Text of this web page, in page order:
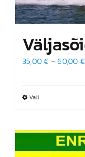
35,00€ –60,00 €
ValiSellel
varianti.